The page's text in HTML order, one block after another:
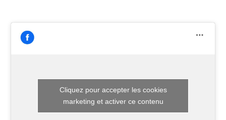
Cliquez pour accepter les cookies
marketing et activer ce contenu